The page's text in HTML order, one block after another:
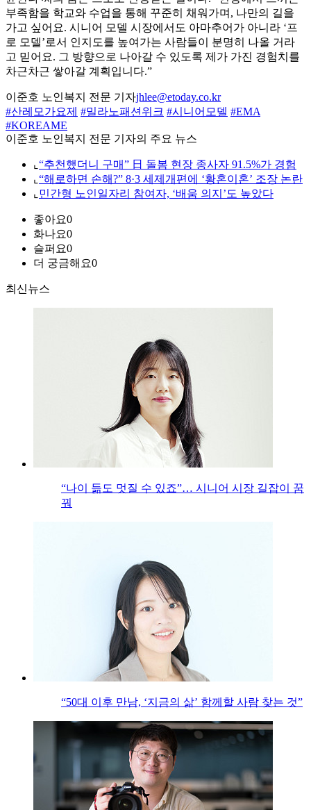
부족함을 학교와 수업을 통해 꾸준히 채워가며, 나만의 길을
가고 싶어요. 시니어 모델 시장에서도 아마추어가 아니라 ‘프
로 모델’로서 인지도를 높여가는 사람들이 분명히 나올 거라
고 믿어요. 그 방향으로 나아갈 수 있도록 제가 가진 경험치를
차근차근 쌓아갈 계획입니다.”
이준호 노인복지 전문 기자jhlee@etoday.co.kr
#산레모가요제 #밀라노패션위크 #시니어모델 #EMA
#KOREAME
이준호 노인복지 전문 기자의 주요 뉴스
⌞ “추천했더니 구매” 日 돌봄 현장 종사자 91.5%가 경험
⌞ “해로하면 손해?” 8·3 세제개편에 ‘황혼이혼’ 조장 논란
⌞ 민간형 노인일자리 참여자, ‘배움 의지’도 높았다
좋아요0
화나요0
슬퍼요0
더 궁금해요0
최신뉴스
“나이 듦도 멋질 수 있죠”… 시니어 시장 길잡이 꿈
꿔
“50대 이후 만남, ‘지금의 삶’ 함께할 사람 찾는 것”